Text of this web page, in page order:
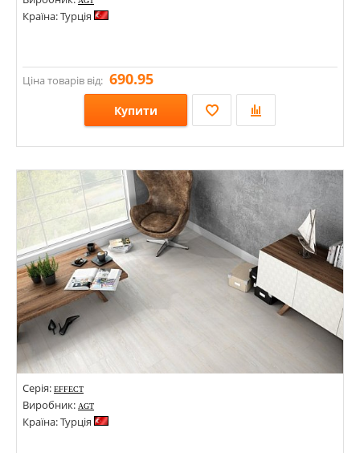
Країна: Турція
Ціна товарів від: 690.95
Купити
Розміри: 1380х159х8;
Стилі:
Кольори:
Серія: EFFECT
Виробник: AGT
Країна: Турція